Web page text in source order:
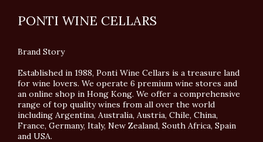
PONTI WINE CELLARS
Brand Story
Established in 1988, Ponti Wine Cellars is a treasure land
for wine lovers. We operate 6 premium wine stores and
an online shop in Hong Kong. We offer a comprehensive
range of top quality wines from all over the world
including Argentina, Australia, Austria, Chile, China,
France, Germany, Italy, New Zealand, South Africa, Spain
and USA.